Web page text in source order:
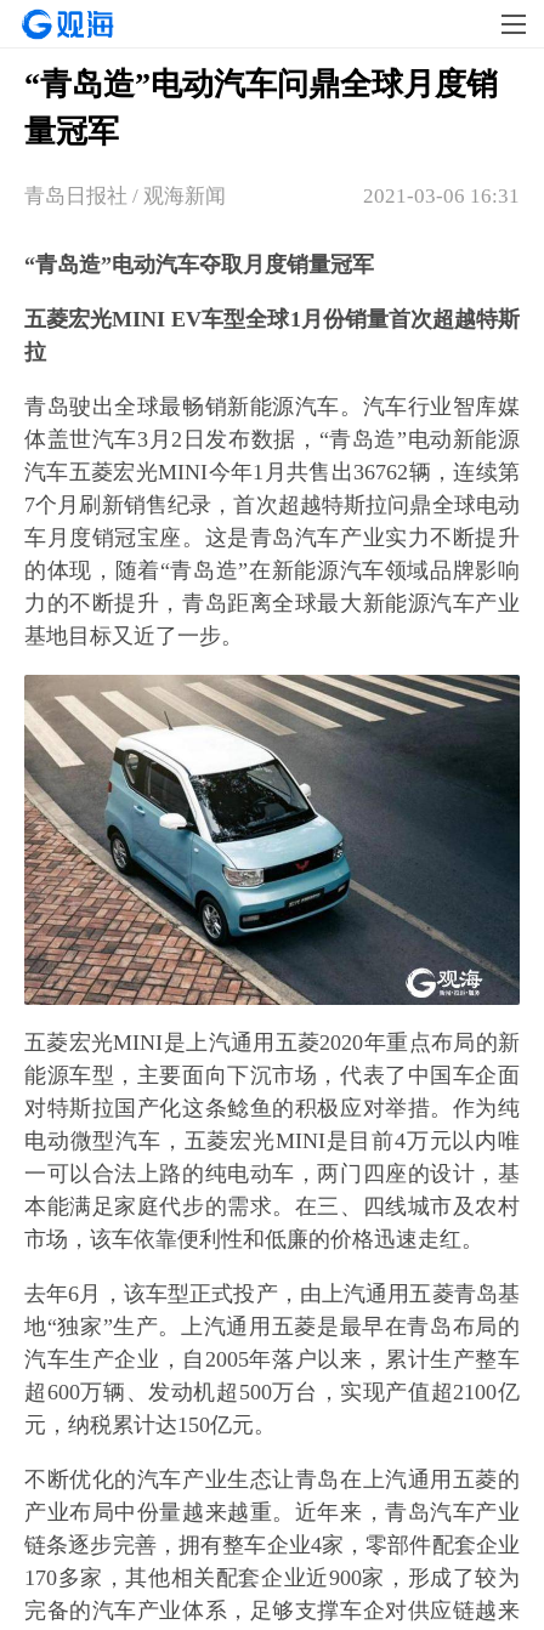
“青岛造”电动汽车问鼎全球月度销
量冠军
2021-03-06 16:31
青岛日报社 / 观海新闻
“青岛造”电动汽车夺取月度销量冠军
五菱宏光MINI EV车型全球1月份销量首次超越特斯
拉
青岛驶出全球最畅销新能源汽车。汽车行业智库媒
体盖世汽车3月2日发布数据，“青岛造”电动新能源
汽车五菱宏光MINI今年1月共售出36762辆，连续第
7个月刷新销售纪录，首次超越特斯拉问鼎全球电动
车月度销冠宝座。这是青岛汽车产业实力不断提升
的体现，随着“青岛造”在新能源汽车领域品牌影响
力的不断提升，青岛距离全球最大新能源汽车产业
基地目标又近了一步。
五菱宏光MINI是上汽通用五菱2020年重点布局的新
能源车型，主要面向下沉市场，代表了中国车企面
对特斯拉国产化这条鲶鱼的积极应对举措。作为纯
电动微型汽车，五菱宏光MINI是目前4万元以内唯
一可以合法上路的纯电动车，两门四座的设计，基
本能满足家庭代步的需求。在三、四线城市及农村
市场，该车依靠便利性和低廉的价格迅速走红。
去年6月，该车型正式投产，由上汽通用五菱青岛基
地“独家”生产。上汽通用五菱是最早在青岛布局的
汽车生产企业，自2005年落户以来，累计生产整车
超600万辆、发动机超500万台，实现产值超2100亿
元，纳税累计达150亿元。
不断优化的汽车产业生态让青岛在上汽通用五菱的
产业布局中份量越来越重。近年来，青岛汽车产业
链条逐步完善，拥有整车企业4家，零部件配套企业
170多家，其他相关配套企业近900家，形成了较为
完备的汽车产业体系，足够支撑车企对供应链越来